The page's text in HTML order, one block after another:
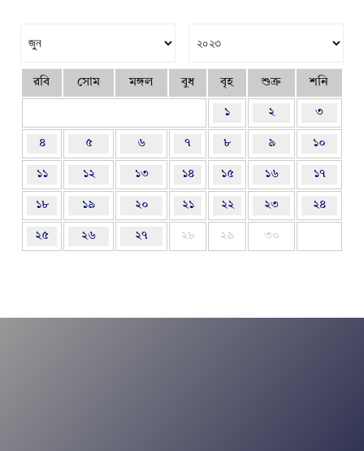
রবি সোম মঙ্গল বুধ বৃহ শুক্র শনি
১ ২ ৩
৪ ৫ ৬ ৭ ৮ ৯ ১০
১১ ১২ ১৩ ১৪ ১৫ ১৬ ১৭
১৮ ১৯ ২০ ২১ ২২ ২৩ ২৪
২৫ ২৬ ২৭ ২৮ ২৯ ৩০